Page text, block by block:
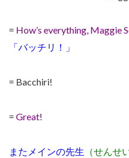
= How’s everything, Maggie
「バッチリ！」
= Bacchiri!
= Great!
またメインの先生 （せんせ